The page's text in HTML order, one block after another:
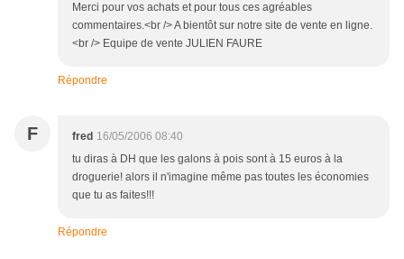
Merci pour vos achats et pour tous ces agréables
commentaires.<br /> A bientôt sur notre site de vente en ligne.
<br /> Equipe de vente JULIEN FAURE
Répondre
F fred 16/05/2006 08:40
tu diras à DH que les galons à pois sont à 15 euros à la
droguerie! alors il n'imagine même pas toutes les économies
que tu as faites!!!
Répondre